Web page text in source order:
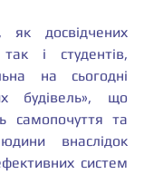
так і студентів,
на сьогодні
будівель», що
самопочуття та
внаслідок
систем